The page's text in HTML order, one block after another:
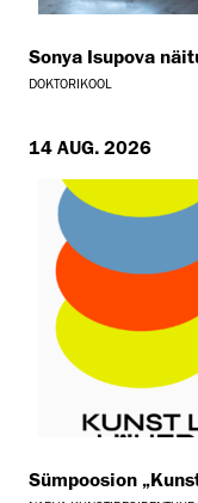
Sonya Isupova
DOKTORIKOOL
14 AUG. 2026
Sümpoosion